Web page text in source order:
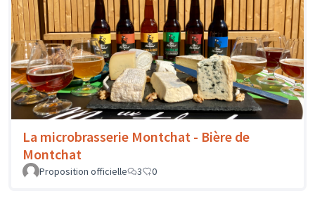
La microbrasserie Montchat - Bière de
Montchat
Proposition officielle 3 0